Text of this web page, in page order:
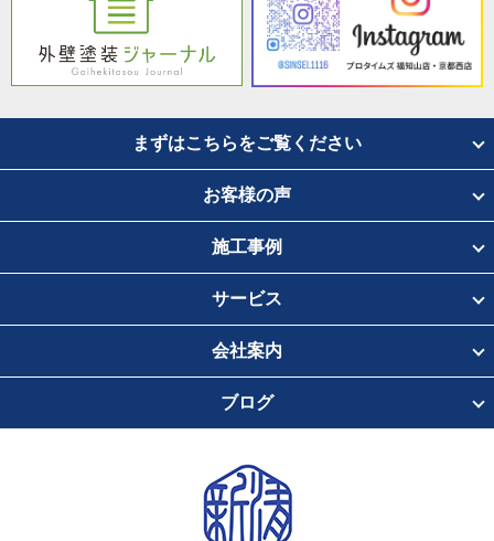
まずはこちらをご覧ください
お客様の声
施工事例
サービス
会社案内
ブログ